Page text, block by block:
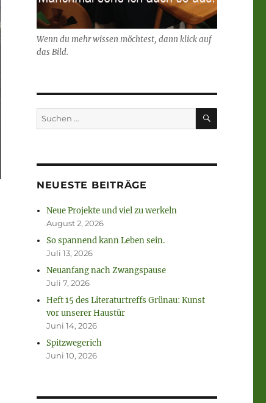
Wenn du mehr wissen möchtest, dann klick auf
das Bild.
Suchen
nach:
SUCHEN
NEUESTE BEITRÄGE
Neue Projekte und viel zu werkeln
August 2, 2026
So spannend kann Leben sein.
Juli 13, 2026
Neuanfang nach Zwangspause
Juli 7, 2026
Heft 15 des Literaturtreffs Grünau: Kunst
vor unserer Haustür
Juni 14, 2026
Spitzwegerich
Juni 10, 2026